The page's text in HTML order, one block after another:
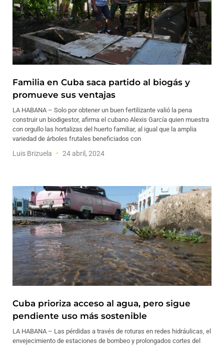
Familia en Cuba saca partido al biogás y
promueve sus ventajas
LA HABANA – Solo por obtener un buen fertilizante valió la pena
construir un biodigestor, afirma el cubano Alexis García quien muestra
con orgullo las hortalizas del huerto familiar, al igual que la amplia
variedad de árboles frutales beneficiados con
Luis Brizuela 24 abril, 2024
Cuba prioriza acceso al agua, pero sigue
pendiente uso más sostenible
LA HABANA – Las pérdidas a través de roturas en redes hidráulicas, el
envejecimiento de estaciones de bombeo y prolongados cortes del